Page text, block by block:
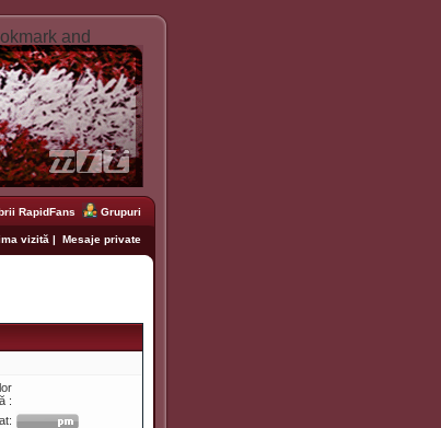
RapidFans Grupuri
vizită | Mesaje private
: